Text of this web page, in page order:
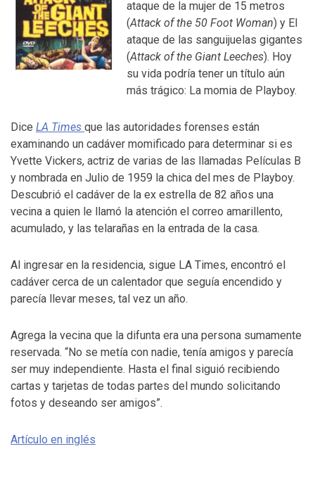
ataque de la mujer de 15 metros
(Attack of the 50 Foot Woman) y El
ataque de las sanguijuelas gigantes
(Attack of the Giant Leeches). Hoy
su vida podría tener un título aún
más trágico: La momia de Playboy.
Dice LA Times que las autoridades forenses están
examinando un cadáver momificado para determinar si es
Yvette Vickers, actriz de varias de las llamadas Películas B
y nombrada en Julio de 1959 la chica del mes de Playboy.
Descubrió el cadáver de la ex estrella de 82 años una
vecina a quien le llamó la atención el correo amarillento,
acumulado, y las telarañas en la entrada de la casa.
Al ingresar en la residencia, sigue LA Times, encontró el
cadáver cerca de un calentador que seguía encendido y
parecía llevar meses, tal vez un año.
Agrega la vecina que la difunta era una persona sumamente
reservada. “No se metía con nadie, tenía amigos y parecía
ser muy independiente. Hasta el final siguió recibiendo
cartas y tarjetas de todas partes del mundo solicitando
fotos y deseando ser amigos”.
Artículo en inglés